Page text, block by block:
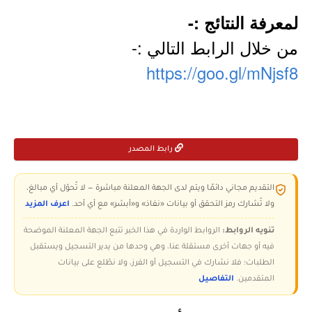
لمعرفة النتائج :-
من خلال الرابط التالي :-
https://goo.gl/mNjsf8
رابط المصدر
التقديم مجاني دائمًا ويتم لدى الجهة المعلنة مباشرة — لا تُحوّل أي مبالغ،
ولا تُشارك رمز التحقق أو بيانات «نفاذ» و«أبشر» مع أي أحد. اعرف المزيد
تنويه الروابط: الروابط الواردة في هذا الخبر تتبع الجهة المعلنة الموضحة
فيه أو جهات أخرى مستقلة عنا، وهي وحدها من يدير التسجيل ويستقبل
الطلبات؛ فلا نشارك في التسجيل أو الفرز، ولا نطّلع على بيانات
المتقدمين. التفاصيل